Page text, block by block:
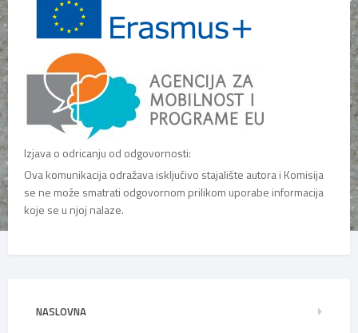
Izjava o odricanju od odgovornosti:
Ova komunikacija odražava isključivo stajalište autora i Komisija
se ne može smatrati odgovornom prilikom uporabe informacija
koje se u njoj nalaze.
NASLOVNA